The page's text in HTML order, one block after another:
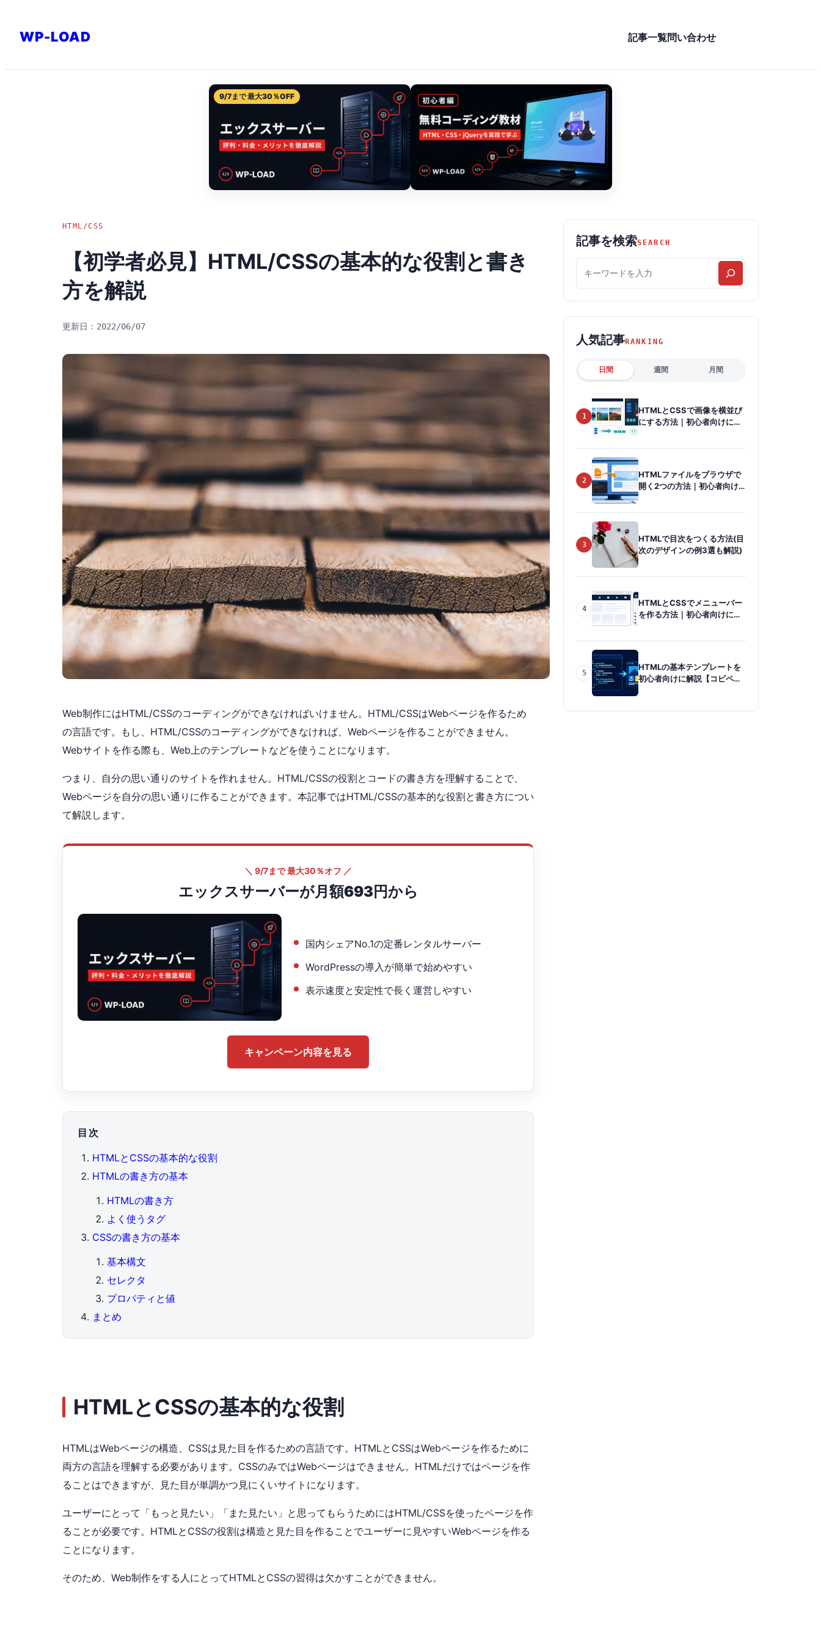
ス
WP-LOAD 記事一覧問い合わせ
9/7まで 最大30％OFF
HTML/CSS
【初学者必見】HTML/CSSの基本的な役割と書き
方を解説
2022/06/07
Web制作にはHTML/CSSのコーディングができなければいけません。HTML/CSSはWebページを作るため
の言語です。もし、HTML/CSSのコーディングができなければ、Webページを作ることができません。
Webサイトを作る際も、Web上のテンプレートなどを使うことになります。
つまり、自分の思い通りのサイトを作れません。HTML/CSSの役割とコードの書き方を理解することで、
Webページを自分の思い通りに作ることができます。本記事ではHTML/CSSの基本的な役割と書き方につい
て解説します。
＼ 9/7まで 最大30％オフ ／
エックスサーバーが月額693円から
国内シェアNo.1の定番レンタルサーバー
WordPressの導入が簡単で始めやすい
表示速度と安定性で長く運営しやすい
キャンペーン内容を見る
目次
HTMLとCSSの基本的な役割
HTMLの書き方の基本
HTMLの書き方
よく使うタグ
CSSの書き方の基本
基本構文
セレクタ
プロパティと値
まとめ
HTMLとCSSの基本的な役割
HTMLはWebページの構造、CSSは見た目を作るための言語です。HTMLとCSSはWebページを作るために
両方の言語を理解する必要があります。CSSのみではWebページはできません。HTMLだけではページを作
ることはできますが、見た目が単調かつ見にくいサイトになります。
ユーザーにとって「もっと見たい」「また見たい」と思ってもらうためにはHTML/CSSを使ったページを作
ることが必要です。HTMLとCSSの役割は構造と見た目を作ることでユーザーに見やすいWebページを作る
ことになります。
そのため、Web制作をする人にとってHTMLとCSSの習得は欠かすことができません。
記事を検索SEARCH
事
を
索
人気記事RANKING
日間 週間 月間
1
HTMLとCSSで画像を横並び
にする方法｜初心者向けに
2
HTMLファイルをブラウザで
開く2つの方法｜初心者向け
3
HTMLで目次をつくる方法(目
次のデザインの例3選も解説)
4
HTMLとCSSでメニューバー
を作る方法｜初心者向けに手
5
HTMLの基本テンプレートを
初心者向けに解説【コピペ対